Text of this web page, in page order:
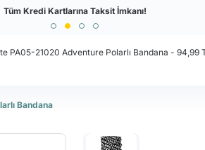
Türkiye'nin En Büyük Outdoor Sitesi
Tüm Kredi Kartlarına Taksit İmkanı!
Bandana